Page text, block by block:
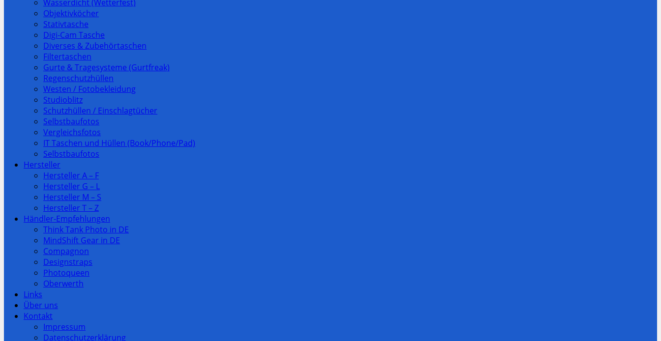
Wasserdicht (Wetterfest)
Objektivköcher
Stativtasche
Digi-Cam Tasche
Diverses & Zubehörtaschen
Filtertaschen
Gurte & Tragesysteme (Gurtfreak)
Regenschutzhüllen
Westen / Fotobekleidung
Studioblitz
Schutzhüllen / Einschlagtücher
Selbstbaufotos
Vergleichsfotos
IT Taschen und Hüllen (Book/Phone/Pad)
Selbstbaufotos
Hersteller
Hersteller A – F
Hersteller G – L
Hersteller M – S
Hersteller T – Z
Händler-Empfehlungen
Think Tank Photo in DE
MindShift Gear in DE
Compagnon
Designstraps
Photoqueen
Oberwerth
Links
Über uns
Kontakt
Impressum
Datenschutzerklärung